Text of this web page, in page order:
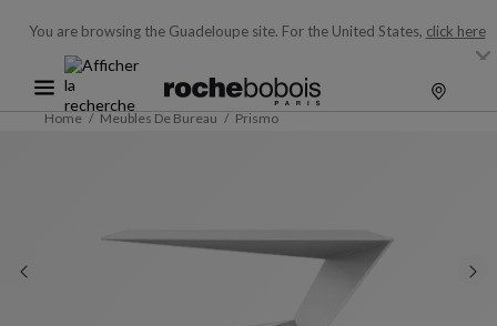
You are browsing the Guadeloupe site. For the United States, click here
Home Meubles De Bureau Prismo